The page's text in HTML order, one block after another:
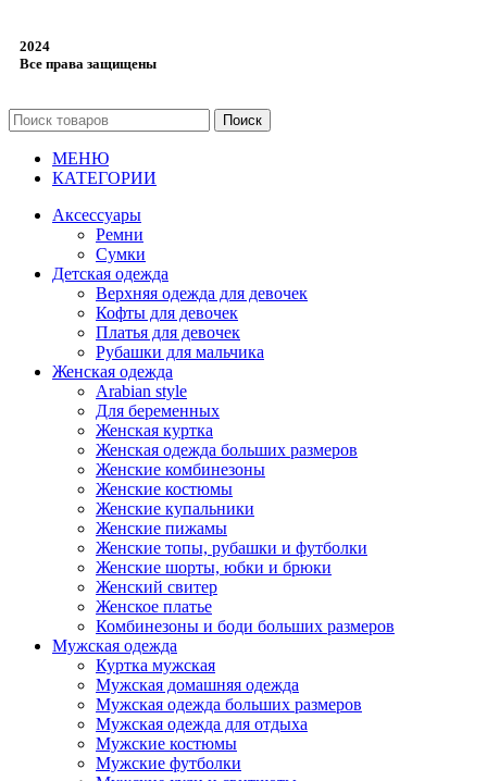
2024
Все права защищены
Поиск
МЕНЮ
КАТЕГОРИИ
Аксессуары
Ремни
Сумки
Детская одежда
Верхняя одежда для девочек
Кофты для девочек
Платья для девочек
Рубашки для мальчика
Женская одежда
Arabian style
Для беременных
Женская куртка
Женская одежда больших размеров
Женские комбинезоны
Женские костюмы
Женские купальники
Женские пижамы
Женские топы, рубашки и футболки
Женские шорты, юбки и брюки
Женский свитер
Женское платье
Комбинезоны и боди больших размеров
Мужская одежда
Куртка мужская
Мужская домашняя одежда
Мужская одежда больших размеров
Мужская одежда для отдыха
Мужские костюмы
Мужские футболки